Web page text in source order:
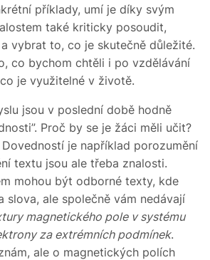
příklady, umí je díky svým
také kriticky posoudit,
vybrat to, co je skutečně důležité.
co bychom chtěli i po vzdělávání
je využitelné v životě.
jsou v poslední době hodně
Proč by se je žáci měli učit?
je například porozumění
textu jsou ale třeba znalosti.
mohou být odborné texty, kde
slova, ale společně vám nedávají
magnetického pole v systému
za extrémních podmínek.
ale o magnetických polích